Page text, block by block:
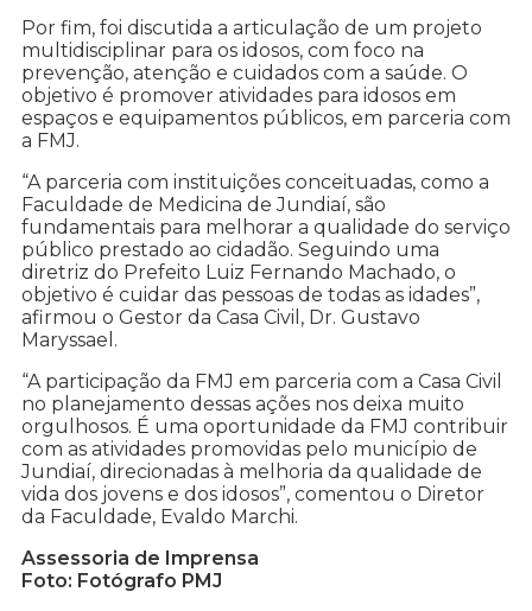
Por fim, foi discutida a articulação de um projeto
multidisciplinar para os idosos, com foco na
prevenção, atenção e cuidados com a saúde. O
objetivo é promover atividades para idosos em
espaços e equipamentos públicos, em parceria com
a FMJ.
“A parceria com instituições conceituadas, como a
Faculdade de Medicina de Jundiaí, são
fundamentais para melhorar a qualidade do serviço
público prestado ao cidadão. Seguindo uma
diretriz do Prefeito Luiz Fernando Machado, o
objetivo é cuidar das pessoas de todas as idades”,
afirmou o Gestor da Casa Civil, Dr. Gustavo
Maryssael.
“A participação da FMJ em parceria com a Casa Civil
no planejamento dessas ações nos deixa muito
orgulhosos. É uma oportunidade da FMJ contribuir
com as atividades promovidas pelo município de
Jundiaí, direcionadas à melhoria da qualidade de
vida dos jovens e dos idosos”, comentou o Diretor
da Faculdade, Evaldo Marchi.
Assessoria de Imprensa
Foto: Fotógrafo PMJ